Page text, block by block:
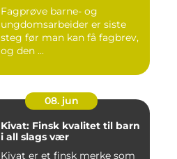
– veien til fagbrev
Fagprøve barne- og
ungdomsarbeider er siste
steg før man kan få fagbrev,
og den ...
08. jun
Kivat: Finsk kvalitet til barn
i all slags vær
Kivat er et finsk merke som